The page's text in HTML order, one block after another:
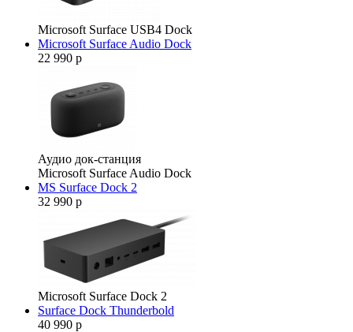
Microsoft Surface USB4 Dock
Microsoft Surface Audio Dock
22 990 р
Аудио док-станция
Microsoft Surface Audio Dock
MS Surface Dock 2
32 990 р
Microsoft Surface Dock 2
Surface Dock Thunderbold
40 990 р